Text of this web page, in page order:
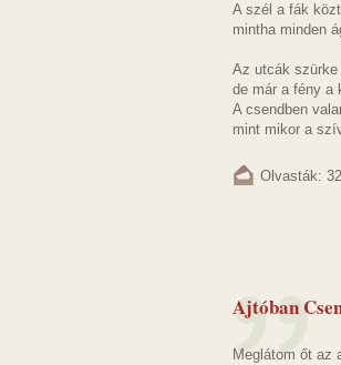
A szél a fák
mintha minden
Az utcák szürke
de már a fény a
A csendben
mint mikor a
Olvasták: 32
Ajtóban
Meglátom őt az